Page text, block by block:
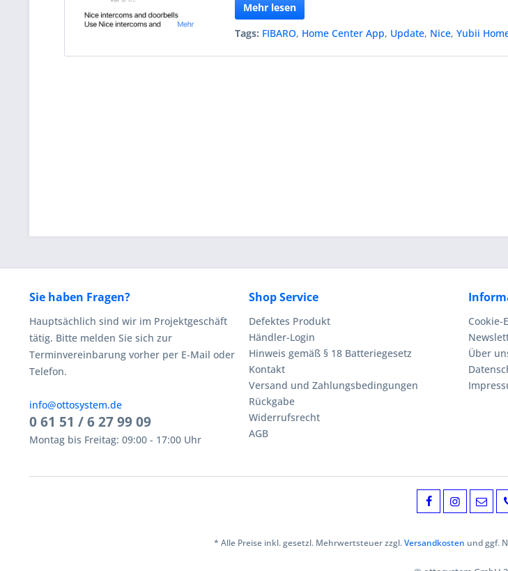
Mehr lesen
Tags: FIBARO, Home Center App, Update, Nice,Yubii
Sie haben Fragen?
Hauptsächlich sind wir im Projektgeschäft
tätig. Bitte melden Sie sich zur
Terminvereinbarung vorher per E-Mail oder
Telefon.
info@ottosystem.de
0 61 51 / 6 27 99 09
Montag bis Freitag: 09:00 - 17:00 Uhr
Shop Service
Defektes Produkt
Händler-Login
Hinweis gemäß § 18 Batteriegesetz
Kontakt
Versand und Zahlungsbedingungen
Rückgabe
Widerrufsrecht
AGB
Cookie-
Über
* Alle Preise inkl. gesetzl. Mehrwertsteuer zzgl.Versandkosten und ggf.